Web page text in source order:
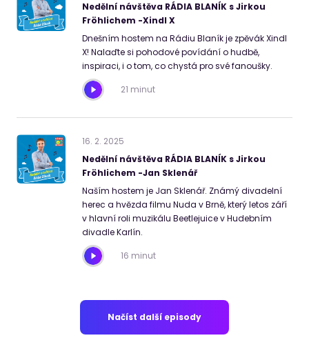
Nedělní návštěva RÁDIA BLANÍK s Jirkou
Fröhlichem -Xindl X
Dnešním hostem na Rádiu Blaník je zpěvák Xindl
X! Nalaďte si pohodové povídání o hudbě,
inspiraci, i o tom, co chystá pro své fanoušky.
21 minut
16. 2. 2025
Nedělní návštěva RÁDIA BLANÍK s Jirkou
Fröhlichem -Jan Sklenář
Naším hostem je Jan Sklenář. Známý divadelní
herec a hvězda filmu Nuda v Brně, který letos září
v hlavní roli muzikálu Beetlejuice v Hudebním
divadle Karlín.
16 minut
Načíst další episody